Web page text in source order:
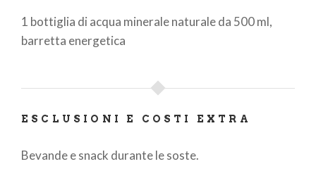
1 bottiglia di acqua minerale naturale da 500 ml,
barretta energetica
ESCLUSIONI E COSTI EXTRA
Bevande e snack durante le soste.